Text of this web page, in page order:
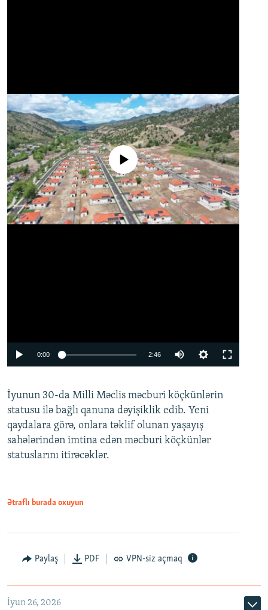
Auto 240p 360p 480p
720p 1080p
No media source currently available
0:00 2:46
360p
480p
720p
İyunun 30-da Milli Məclis məcburi köçkünlərin
statusu ilə bağlı qanuna dəyişiklik edib. Yeni
qaydalara görə, onlara təklif olunan yaşayış
sahələrindən imtina edən məcburi köçkünlər
statuslarını itirəcəklər.
Ətraflı burada oxuyun
Paylaş PDF VPN-siz açmaq
İyun 26, 2026